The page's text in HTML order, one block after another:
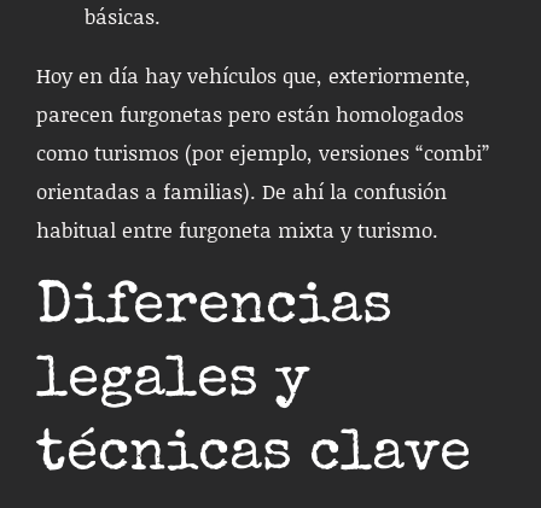
básicas.
Hoy en día hay vehículos que, exteriormente,
parecen furgonetas pero están homologados
como turismos (por ejemplo, versiones “combi”
orientadas a familias). De ahí la confusión
habitual entre furgoneta mixta y turismo.
Diferencias
legales y
técnicas clave